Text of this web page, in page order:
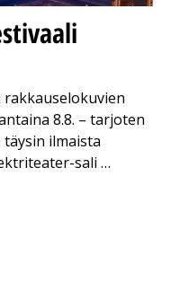
8.8. – tarjoten
ilmaista
sali …